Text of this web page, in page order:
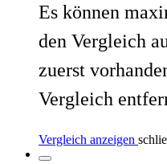
Es können
den Vergleich
zuerst
Vergleich
Vergleich anzeigen